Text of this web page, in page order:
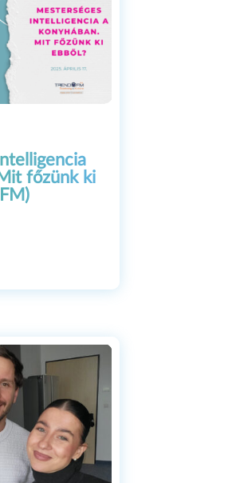
főzünk ki